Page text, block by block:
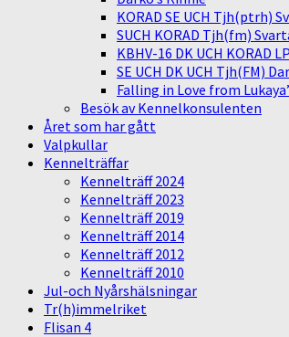
KORAD SE UCH Tjh(ptrh)
SUCH KORAD Tjh(fm)
KBHV-16 DK UCH KORAD
SE UCH DK UCH Tjh(FM)
Falling in Love from
Besök av Kennelkonsulenten
Året som har gått
Valpkullar
Kennelträffar
Kennelträff 2024
Kennelträff 2023
Kennelträff 2019
Kennelträff 2014
Kennelträff 2012
Kennelträff 2010
Jul-och Nyårshälsningar
Tr(h)immelriket
Flisan 4